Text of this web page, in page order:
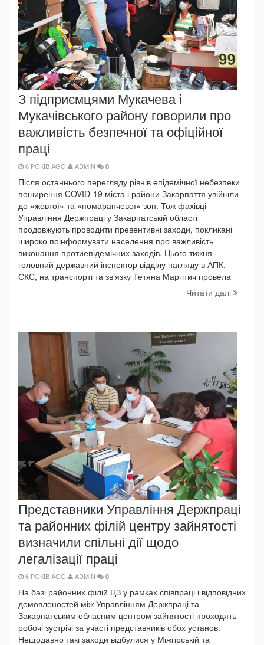
З підприємцями Мукачева і
Мукачівського району говорили про
важливість безпечної та офіційної
праці
6 РОКІВ AGO ADMIN 0
Після останнього перегляду рівнів епідемічної небезпеки
поширення COVID-19 міста і райони Закарпаття увійшли
до «жовтої» та «помаранчевої» зон. Тож фахівці
Управління Держпраці у Закарпатській області
продовжують проводити превентивні заходи, покликані
широко поінформувати населення про важливість
виконання протиепідемічних заходів. Цього тижня
головний державний інспектор відділу нагляду в АПК,
СКС, на транспорті та зв’язку Тетяна Маргітич провела
Читати далi
Представники Управління Держпраці
та районних філій центру зайнятості
визначили спільні дії щодо
легалізації праці
6 РОКІВ AGO ADMIN 0
На базі районних філій ЦЗ у рамках співпраці і відповідних
домовленостей між Управлінням Держпраці та
Закарпатським обласним центром зайнятості проходять
робочі зустрічі за участі представників обох установ.
Нещодавно такі заходи відбулися у Міжгірській та